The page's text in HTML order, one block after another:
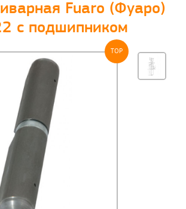
Fuaro (Фуаро)
с подшипником
TOP